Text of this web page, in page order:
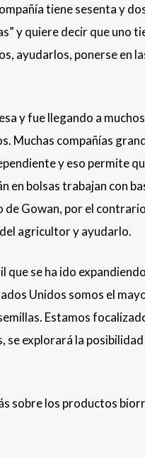
tiene sesenta y
y quiere decir que uno
ayudarlos, ponerse en
y fue llegando a
Muchas compañías
y eso permite
en bolsas trabajan con
de Gowan, por el
agricultor y ayudarlo.
que se ha ido
Unidos somos el
Estamos
se explorará la
sobre los productos